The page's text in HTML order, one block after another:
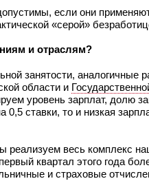
если они
«серой»
и отраслям?
занятости,
области и
уровень зарплат, долю
ставки, то и низкая
реализуем весь комплекс
квартал этого года
и страховые